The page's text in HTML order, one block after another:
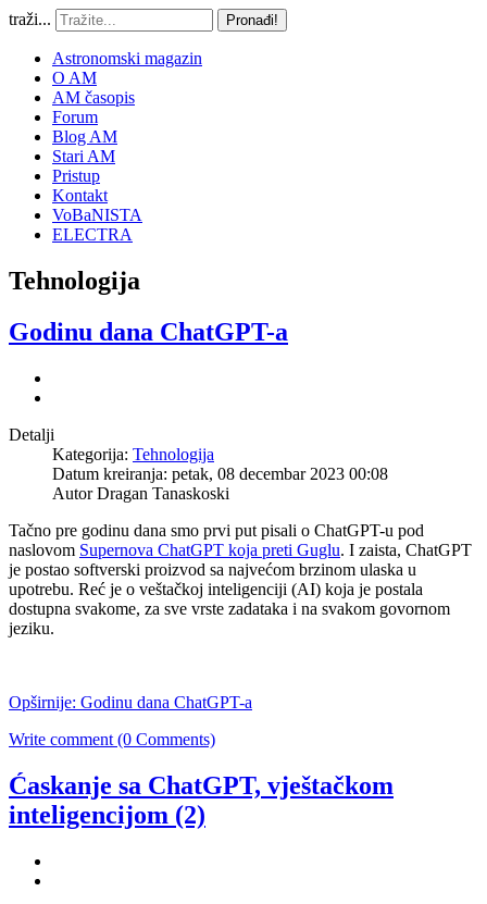
traži... Pronađi!
Astronomski magazin
O AM
AM časopis
Forum
Blog AM
Stari AM
Pristup
Kontakt
VoBaNISTA
ELECTRA
Tehnologija
Godinu dana ChatGPT-a
Detalji
Kategorija: Tehnologija
Datum kreiranja: petak, 08 decembar 2023 00:08
Autor Dragan Tanaskoski
Tačno pre godinu dana smo prvi put pisali o ChatGPT-u pod
naslovom Supernova ChatGPT koja preti Guglu. I zaista, ChatGPT
je postao softverski proizvod sa najvećom brzinom ulaska u
upotrebu. Reć je o veštačkoj inteligenciji (AI) koja je postala
dostupna svakome, za sve vrste zadataka i na svakom govornom
jeziku.
Opširnije: Godinu dana ChatGPT-a
Write comment (0 Comments)
Ćaskanje sa ChatGPT, vještačkom
inteligencijom (2)